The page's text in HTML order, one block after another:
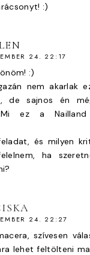
:)
24. 22:17
:)
nem akarlak
de sajnos én
ez a Nailland
és milyen
ha
24. 22:27
szívesen
lehet feltölteni